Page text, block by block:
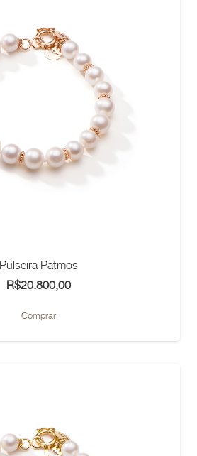
Pulseira Patmos
R$20.800,00
Comprar